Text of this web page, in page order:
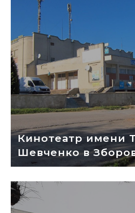
Кинотеатр имени
Шевченко в